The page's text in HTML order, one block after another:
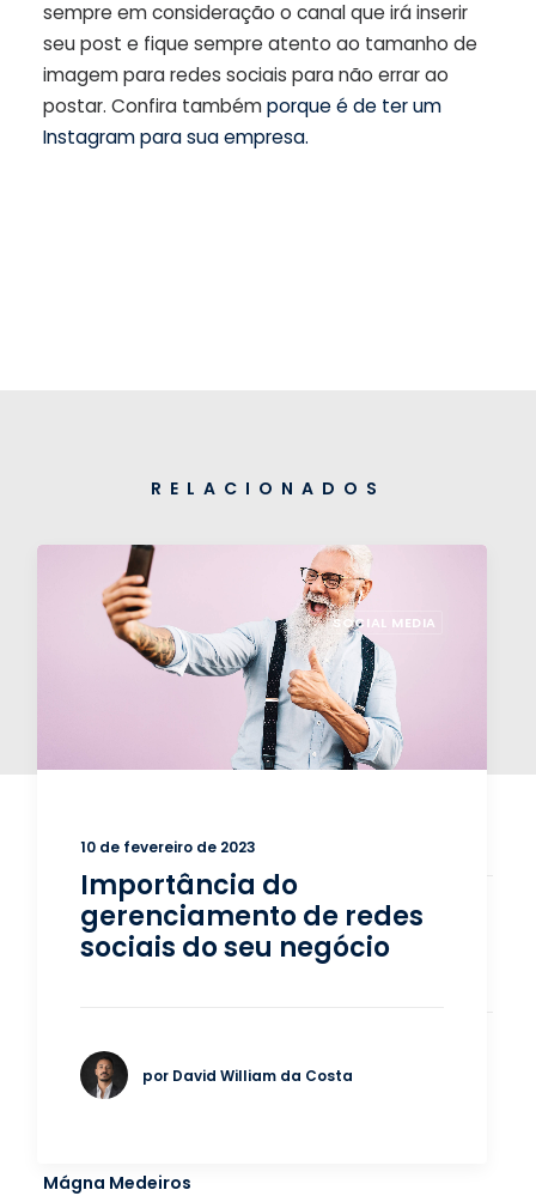
sempre em consideração o canal que irá inserir
seu post e fique sempre atento ao tamanho de
imagem para redes sociais para não errar ao
postar. Confira tambémporque é de ter um
Instagram para sua empresa.
RELACIONADOS
SOCIAL MEDIA
10 de fevereiro de 2023
Importância do
gerenciamento de redes
sociais do seu negócio
por David William da Costa
5 COMMENTS
Mágna Medeiros